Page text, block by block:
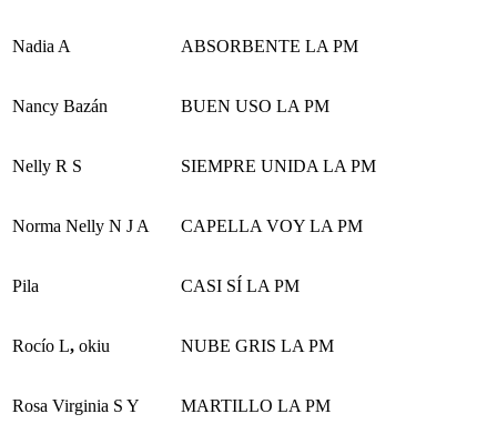
Nadia A ABSORBENTE LA PM
Nancy Bazán BUEN USO LA PM
Nelly R S SIEMPRE UNIDA LA PM
Norma Nelly N J A CAPELLA VOY LA PM
Pila CASI SÍ LA PM
Rocío L, okiu NUBE GRIS LA PM
Rosa Virginia S Y MARTILLO LA PM